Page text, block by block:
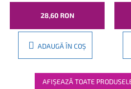
28,60 RON
ADAUGĂ ÎN COŞ
AFIŞEAZĂ TOATE